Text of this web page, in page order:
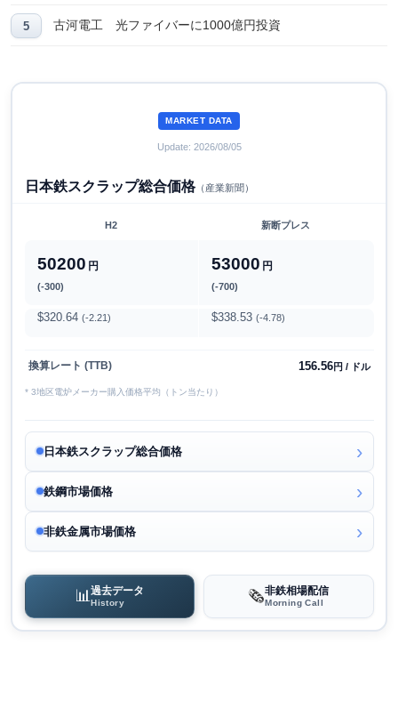
古河電工 光ファイバーに1000億円投資
MARKET DATA
Update: 2026/08/05
日本鉄スクラップ総合価格（産業新聞）
H2 新断プレス
50200 円
(-300)
53000 円
(-700)
$320.64 (-2.21) $338.53 (-4.78)
換算レート (TTB) 156.56円 / ドル
* 3地区電炉メーカー購入価格平均（トン当たり）
日本鉄スクラップ総合価格
鉄鋼市場価格
非鉄金属市場価格
📊過去データ
History 🗞️非鉄相場配信
Morning Call